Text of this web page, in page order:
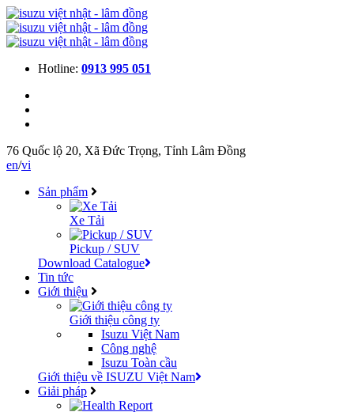
Hotline: 0913 995 051
76 Quốc lộ 20, Xã Đức Trọng, Tỉnh Lâm Đồng
en/vi
Sản phẩm
Xe Tải
Pickup / SUV
Download Catalogue
Tin tức
Giới thiệu
Giới thiệu công ty
Isuzu Việt Nam
Công nghệ
Isuzu Toàn cầu
Giới thiệu về ISUZU Việt Nam
Giải pháp